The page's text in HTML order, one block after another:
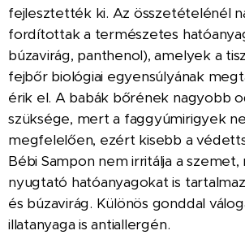
fejlesztették ki. Az összetételénél
fordítottak a természetes
búzavirág, panthenol), amelyek a
fejbőr biológiai egyensúlyának
érik el. A babák bőrének nagyobb
szüksége, mert a faggyúmirigyek
megfelelően, ezért kisebb a
Bébi Sampon nem irritálja a szemet,
nyugtató hatóanyagokat is
és búzavirág. Különös gonddal
illatanyaga is antiallergén.